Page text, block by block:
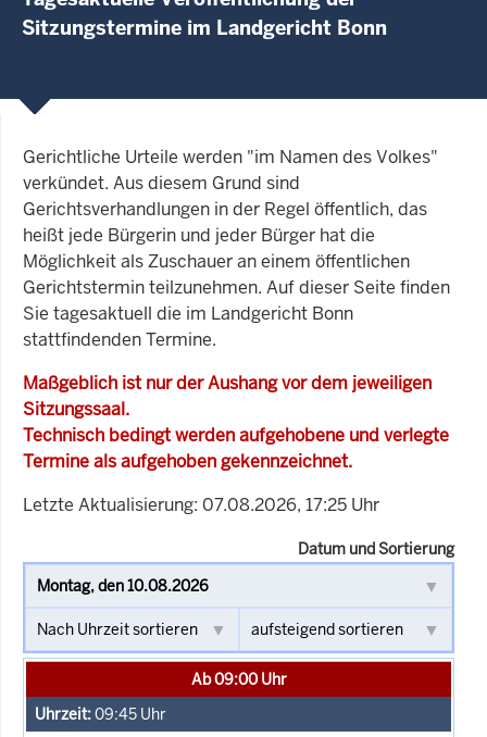
Sitzungstermine im Landgericht Bonn
Gerichtliche Urteile werden "im Namen des Volkes"
verkündet. Aus diesem Grund sind
Gerichtsverhandlungen in der Regel öffentlich, das
heißt jede Bürgerin und jeder Bürger hat die
Möglichkeit als Zuschauer an einem öffentlichen
Gerichtstermin teilzunehmen. Auf dieser Seite finden
Sie tagesaktuell die im Landgericht Bonn
stattfindenden Termine.
Maßgeblich ist nur der Aushang vor dem jeweiligen
Sitzungssaal.
Technisch bedingt werden aufgehobene und verlegte
Termine als aufgehoben gekennzeichnet.
Letzte Aktualisierung: 07.08.2026, 17:25 Uhr
Datum und Sortierung
Ab 09:00 Uhr
09:45 Uhr